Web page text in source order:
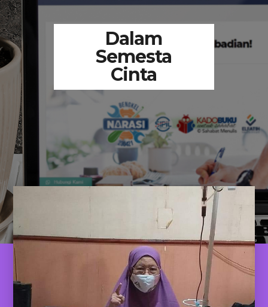
Dalam
Semesta
Cinta